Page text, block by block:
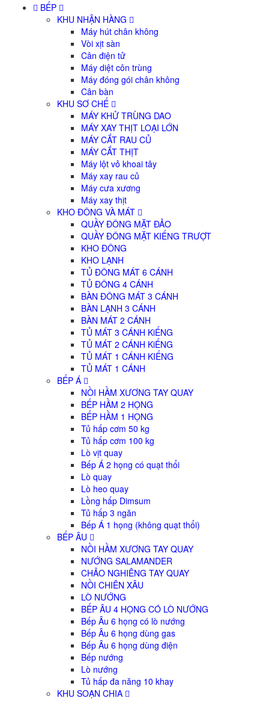
BẾP
KHU NHẬN HÀNG
Máy hút chân không
Vòi xịt sàn
Cân điện tử
Máy diệt côn trùng
Máy đóng gói chân không
Cân bàn
KHU SƠ CHẾ
MÁY KHỬ TRÙNG DAO
MÁY XAY THỊT LOẠI LỚN
MÁY CẮT RAU CỦ
MÁY CẮT THỊT
Máy lột vỏ khoai tây
Máy xay rau củ
Máy cưa xương
Máy xay thịt
KHO ĐÔNG VÀ MÁT
QUẦY ĐÔNG MẶT ĐẢO
QUẦY ĐÔNG MẶT KIẾNG TRƯỢT
KHO ĐÔNG
KHO LẠNH
TỦ ĐÔNG MÁT 6 CÁNH
TỦ ĐÔNG 4 CÁNH
BÀN ĐÔNG MÁT 3 CÁNH
BÀN LẠNH 3 CÁNH
BÀN MÁT 2 CÁNH
TỦ MÁT 3 CÁNH KiẾNG
TỦ MÁT 2 CÁNH KiẾNG
TỦ MÁT 1 CÁNH KIẾNG
TỦ MÁT 1 CÁNH
BẾP Á
NỒI HẦM XƯƠNG TAY QUAY
BẾP HẦM 2 HỌNG
BẾP HẦM 1 HỌNG
Tủ hấp cơm 50 kg
Tủ hấp cơm 100 kg
Lò vịt quay
Bếp Á 2 họng có quạt thổi
Lò quay
Lò heo quay
Lồng hấp Dimsum
Tủ hấp 3 ngăn
Bếp Á 1 họng (không quạt thổi)
BẾP ÂU
NỒI HẦM XƯƠNG TAY QUAY
NƯỚNG SALAMANDER
CHẢO NGHIÊNG TAY QUAY
NỒI CHIÊN XÂU
LÒ NƯỚNG
BẾP ÂU 4 HỌNG CÓ LÒ NƯỚNG
Bếp Âu 6 họng có lò nướng
Bếp Âu 6 họng dùng gas
Bếp Âu 6 họng dùng điện
Bếp nướng
Lò nướng
Tủ hấp đa năng 10 khay
KHU SOẠN CHIA